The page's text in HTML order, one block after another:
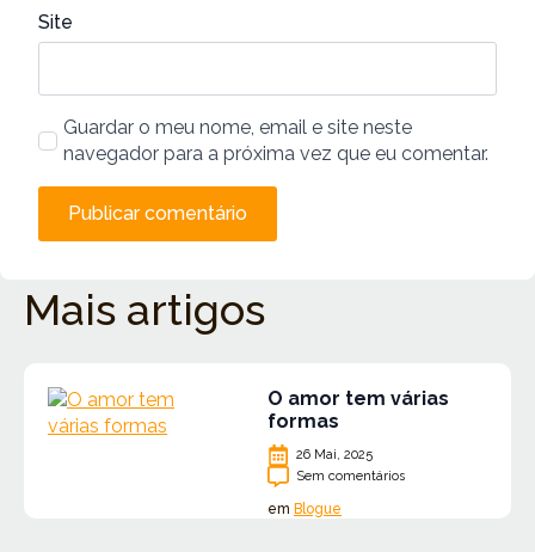
Site
Guardar o meu nome, email e site neste
navegador para a próxima vez que eu comentar.
Mais artigos
O amor tem várias
formas
26 Mai, 2025
Sem comentários
em Blogue